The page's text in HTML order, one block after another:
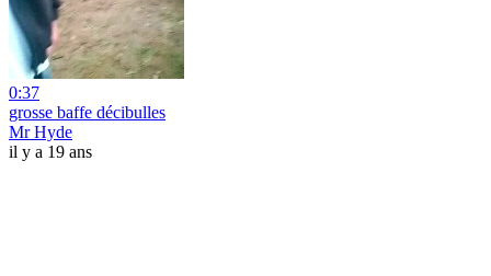
0:37
grosse baffe décibulles
Mr Hyde
il y a 19 ans